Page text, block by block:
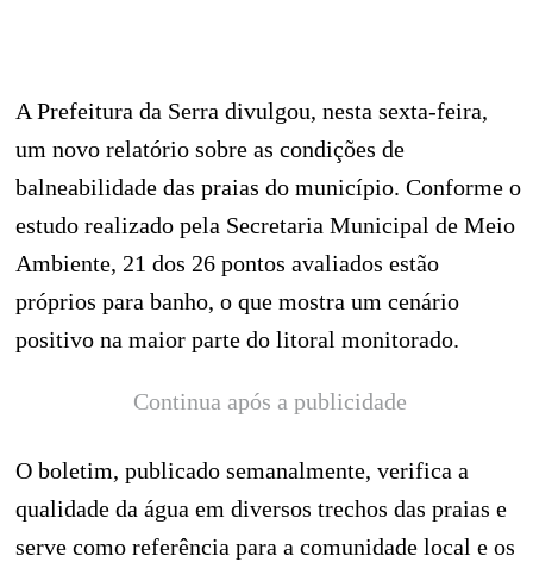
A Prefeitura da Serra divulgou, nesta sexta-feira,
um novo relatório sobre as condições de
balneabilidade das praias do município. Conforme o
estudo realizado pela Secretaria Municipal de Meio
Ambiente, 21 dos 26 pontos avaliados estão
próprios para banho, o que mostra um cenário
positivo na maior parte do litoral monitorado.
Continua após a publicidade
O boletim, publicado semanalmente, verifica a
qualidade da água em diversos trechos das praias e
serve como referência para a comunidade local e os